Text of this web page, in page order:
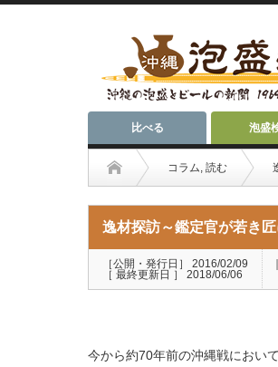
比べる 泡盛
コラム, 読む
逸材探訪～鑑定官が若き
［公開・発行日］ 2016/02/09
［ 最終更新日 ］ 2018/06/06
今から約70年前の沖縄戦におい